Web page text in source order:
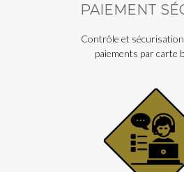
PAIEMENT
Contrôle et
paiements par carte